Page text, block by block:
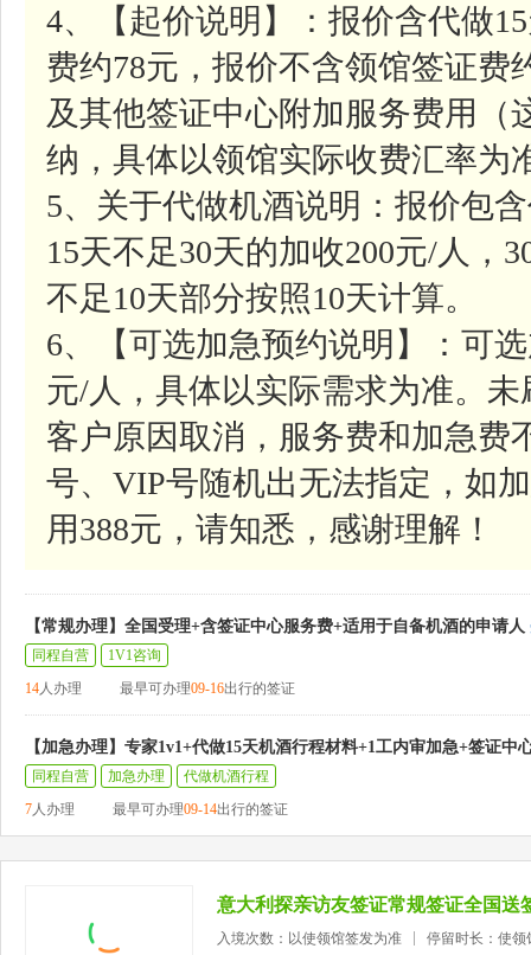
4、【起价说明】：报价含代做
费约78元，报价不含领馆签证费
及其他签证中心附加服务费用（
纳，具体以领馆实际收费汇率为
5、关于代做机酒说明：报价包
15天不足30天的加收200元/人，
不足10天部分按照10天计算。
6、【可选加急预约说明】：可
元/人，具体以实际需求为准。
客户原因取消，服务费和加急费
号、VIP号随机出无法指定，如
用388元，请知悉，感谢理解！
【常规办理】全国受理+含签证中心服务费+适用于自备机酒的申请人
同程自营
1V1咨询
14人办理 最早可办理09-16出行的签证
【加急办理】专家1v1+代做15天机酒行程材料+1工内审加急+签证中
同程自营 加急办理
代做机酒行程
7人办理 最早可办理09-14出行的签证
意大利探亲访友签证常规签证全国送
入境次数：以使领馆签发为准
停留时长：使领